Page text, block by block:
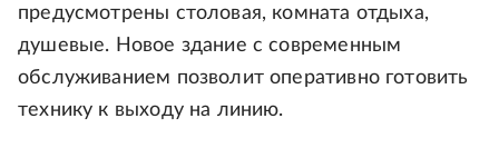
предусмотрены столовая, комната отдыха,
душевые. Новое здание с современным
обслуживанием позволит оперативно готовить
технику к выходу на линию.